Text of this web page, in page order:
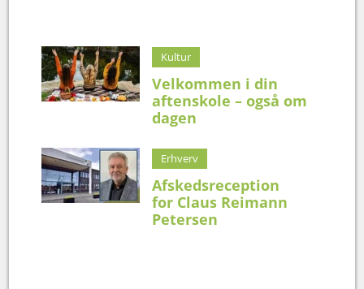
Kultur
Velkommen i din
aftenskole – også om
dagen
Erhverv
Afskedsreception
for Claus Reimann
Petersen